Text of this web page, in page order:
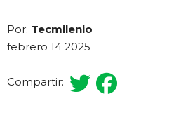
Por: Tecmilenio
febrero 14 2025
Compartir: